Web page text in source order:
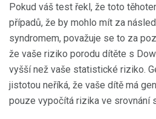
Pokud váš test řekl, že toto
případů, že by mohlo mít za
syndromem, považuje se to za
že vaše riziko porodu dítěte s
vyšší než vaše statistické riziko.
jistotou neříká, že vaše dítě má
pouze vypočítá rizika ve srovnání